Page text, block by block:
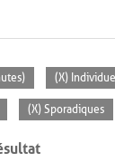
(X)
(X) Sporadiques